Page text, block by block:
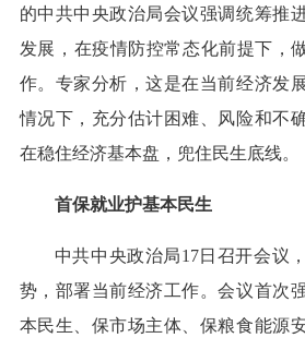
的中共中央政治局会议强调统筹推
发展，在疫情防控常态化前提下，
作。专家分析，这是在当前经济发
情况下，充分估计困难、风险和不
在稳住经济基本盘，兜住民生底线。
首保就业护基本民生
中共中央政治局17日召开会议
势，部署当前经济工作。会议首次
本民生、保市场主体、保粮食能源